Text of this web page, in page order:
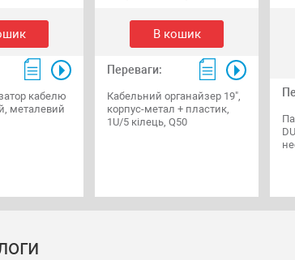
кабелю
металевий
В кошик
Переваги:
Кабельний органайзер 19",
корпус-метал + пластик,
1U/5 кілець, Q50